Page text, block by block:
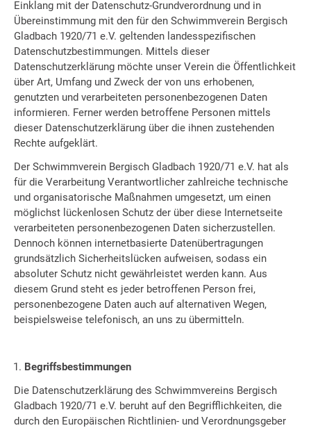
Einklang mit der Datenschutz-Grundverordnung und in
Übereinstimmung mit den für den Schwimmverein Bergisch
Gladbach 1920/71 e.V. geltenden landesspezifischen
Datenschutzbestimmungen. Mittels dieser
Datenschutzerklärung möchte unser Verein die Öffentlichkeit
über Art, Umfang und Zweck der von uns erhobenen,
genutzten und verarbeiteten personenbezogenen Daten
informieren. Ferner werden betroffene Personen mittels
dieser Datenschutzerklärung über die ihnen zustehenden
Rechte aufgeklärt.
Der Schwimmverein Bergisch Gladbach 1920/71 e.V. hat als
für die Verarbeitung Verantwortlicher zahlreiche technische
und organisatorische Maßnahmen umgesetzt, um einen
möglichst lückenlosen Schutz der über diese Internetseite
verarbeiteten personenbezogenen Daten sicherzustellen.
Dennoch können internetbasierte Datenübertragungen
grundsätzlich Sicherheitslücken aufweisen, sodass ein
absoluter Schutz nicht gewährleistet werden kann. Aus
diesem Grund steht es jeder betroffenen Person frei,
personenbezogene Daten auch auf alternativen Wegen,
beispielsweise telefonisch, an uns zu übermitteln.
Begriffsbestimmungen
Die Datenschutzerklärung des Schwimmvereins Bergisch
Gladbach 1920/71 e.V. beruht auf den Begrifflichkeiten, die
durch den Europäischen Richtlinien- und Verordnungsgeber